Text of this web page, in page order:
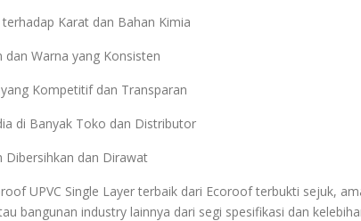
terhadap Karat dan Bahan Kimia
dan Warna yang Konsisten
Kompetitif dan Transparan
di Banyak Toko dan Distributor
Dibersihkan dan Dirawat
UPVC Single Layer terbaik dari Ecoroof terbukti sejuk,
bangunan industry lainnya dari segi spesifikasi dan